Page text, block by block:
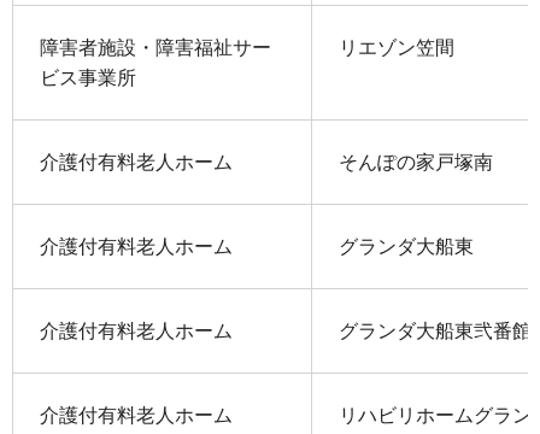
障害者施設・障害福祉サー
ビス事業所
リエゾン笠間
介護付有料老人ホーム そんぽの家戸塚南
介護付有料老人ホーム グランダ大船東
介護付有料老人ホーム グランダ大船東弐番館
介護付有料老人ホーム
リハビリホームグラン